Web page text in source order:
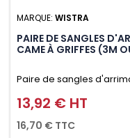
MARQUE: WISTRA
PAIRE DE SANGLES
CAME À GRIFFES (3M
Paire de sangles
griffes (3M ou 5M /
Permet d'arrimer et de
Prix
13,92 € HT
16,70 € TTC